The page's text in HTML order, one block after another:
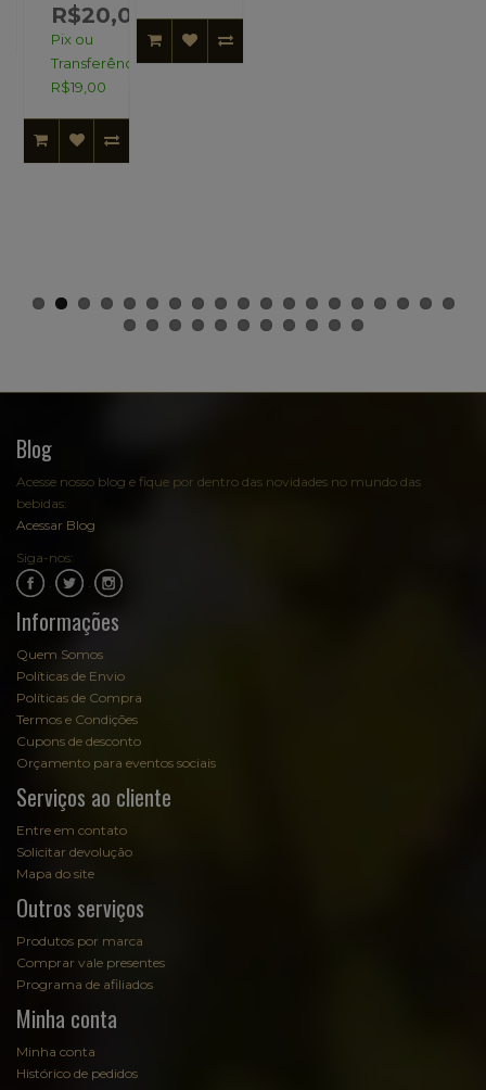
R$20,00
Pix ou
Transferência:
R$19,00
Blog
Acesse nosso blog e fique por dentro das novidades no mundo das
bebidas:
Acessar Blog
Siga-nos:
Informações
Quem Somos
Políticas de Envio
Políticas de Compra
Termos e Condições
Cupons de desconto
Orçamento para eventos sociais
Serviços ao cliente
Entre em contato
Solicitar devolução
Mapa do site
Outros serviços
Produtos por marca
Comprar vale presentes
Programa de afiliados
Minha conta
Minha conta
Histórico de pedidos